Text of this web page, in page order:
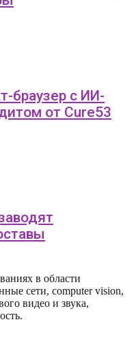
браузер с ИИ-
от Cure53
в области
сети, computer vision,
видео и звука,